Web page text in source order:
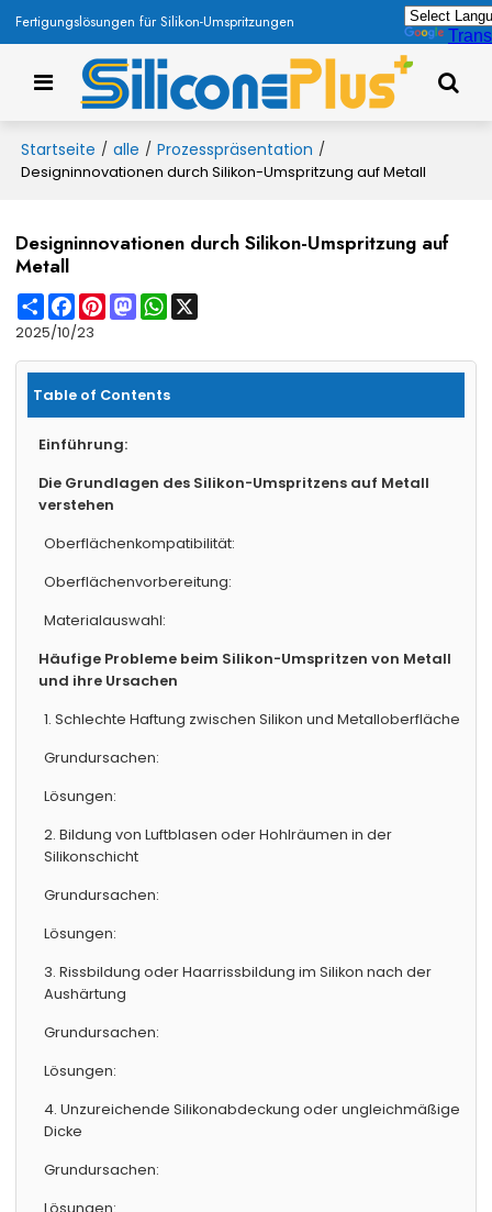
Fertigungslösungen für Silikon-Umspritzungen
Startseite / alle / Prozesspräsentation /
Designinnovationen durch Silikon-Umspritzung auf Metall
Designinnovationen durch Silikon-Umspritzung auf
Metall
ShareFacebook
PinterestMastodonWhatsApp
2025/10/23
Table of Contents
Einführung:
Die Grundlagen des Silikon-Umspritzens auf Metall
verstehen
Oberflächenkompatibilität:
Oberflächenvorbereitung:
Materialauswahl:
Häufige Probleme beim Silikon-Umspritzen von Metall
und ihre Ursachen
1. Schlechte Haftung zwischen Silikon und Metalloberfläche
Grundursachen:
Lösungen:
2. Bildung von Luftblasen oder Hohlräumen in der
Silikonschicht
Grundursachen:
Lösungen:
3. Rissbildung oder Haarrissbildung im Silikon nach der
Aushärtung
Grundursachen:
Lösungen:
4. Unzureichende Silikonabdeckung oder ungleichmäßige
Dicke
Grundursachen: